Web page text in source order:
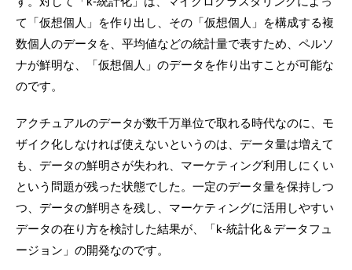
て「仮想個人」を作り出し、その「仮想個人」を構成する複
数個人のデータを、平均値などの統計量で表すため、ペルソ
ナが鮮明な、「仮想個人」のデータを作り出すことが可能な
のです。
アクチュアルのデータが数千万単位で取れる時代なのに、モ
ザイク化しなければ使えないというのは、データ量は増えて
も、データの鮮明さが失われ、マーケティング利用しにくい
という問題が残った状態でした。一定のデータ量を保持しつ
つ、データの鮮明さを残し、マーケティングに活用しやすい
データの在り方を検討した結果が、「k-統計化＆データフュ
ージョン」の開発なのです。